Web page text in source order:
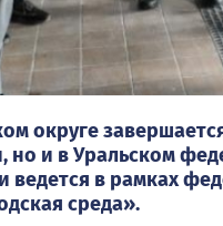
округе
но и в Уральском
ведется в рамках
среда».